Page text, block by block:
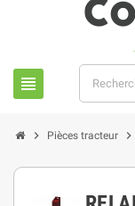
view_headline
chevron_right Pièces tracteur chevron_right